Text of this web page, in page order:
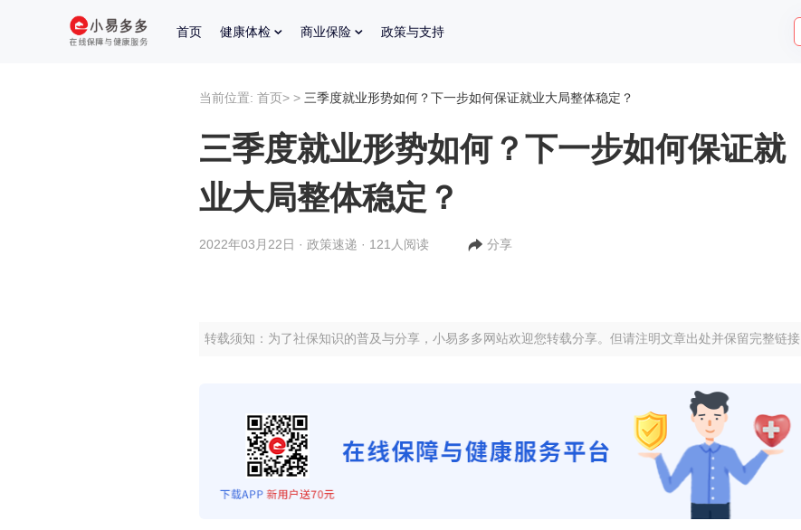
首页 健康体检 商业保险 政策与支持
当前位置: 首页> > 三季度就业形势如何？下一步如何保证就业大局整体稳定？
三季度就业形势如何？下一步如何保证就
业大局整体稳定？
2022年03月22日 · 政策速递 · 121人阅读 分享
转载须知：为了社保知识的普及与分享，小易多多网站欢迎您转载分享。但请注明文章出处并保留完整链接